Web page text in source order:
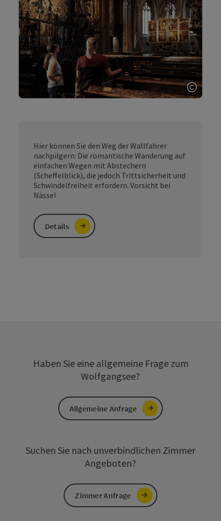
Hier können Sie den Weg der Wallfahrer
nachpilgern: Die romantische Wanderung auf
einfachen Wegen mit Abstechern
(Scheffelblick), die jedoch Trittsicherheit und
Schwindelfreiheit erfordern. Vorsicht bei
Nässe!
Details
Haben Sie eine allgemeine Frage zum
Wolfgangsee?
Allgemeine Anfrage
Suchen Sie nach unverbindlichen Zimmer
Angeboten?
Zimmer Anfrage